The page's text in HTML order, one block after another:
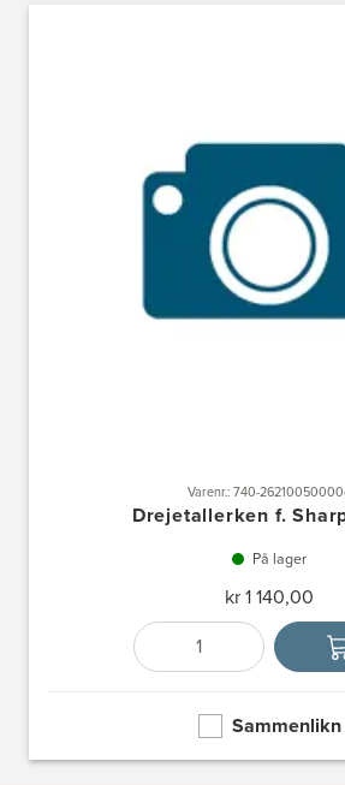
Varenr.: 740-
Drejetallerken f.
På lager
kr 1 140,00
Antall
Velg
Sammenlikn